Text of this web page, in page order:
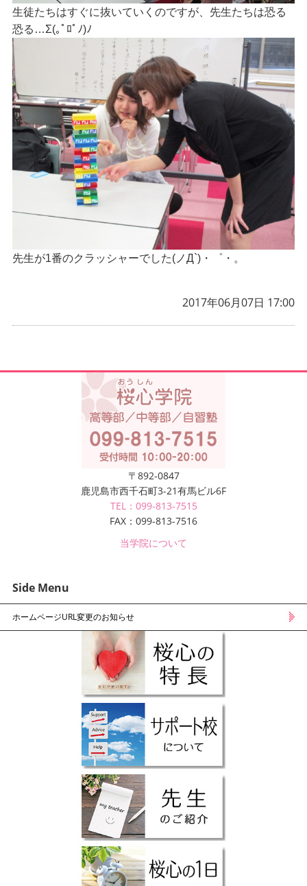
生徒たちはすぐに抜いていくのですが、先生たちは恐る
恐る…Σ(｡ﾟﾛﾟﾉ)ﾉ
先生が1番のクラッシャーでした(ノД`)・゜・。
2017年06月07日 17:00
〒892-0847
鹿児島市西千石町3-21有馬ビル6F
TEL：099-813-7515
FAX：099-813-7516
当学院について
Side Menu
ホームページURL変更のお知らせ